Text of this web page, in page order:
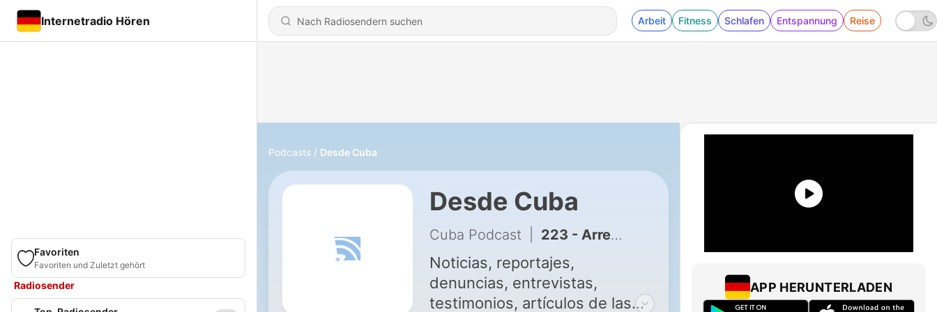
Internetradio Hören Arbeit Fitness Schlafen Entspannung Reise
Favoriten
Favoriten und Zuletzt gehört
Radiosender
Podcasts Desde Cuba
Desde Cuba
Cuba Podcast 223 - Arrestados activistas de Derechos Humanos
Noticias, reportajes,
denuncias, entrevistas,
testimonios, artículos de las
APP HERUNTERLADEN